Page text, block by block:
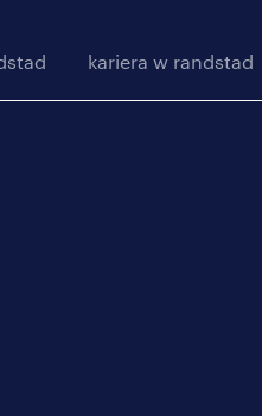
kariera w randstad